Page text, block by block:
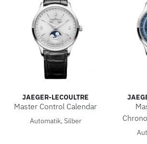
JAEGER-LECOULTRE
Master Control Calendar
Jaeger-LeCoultre Master Control
Automatik, Silber